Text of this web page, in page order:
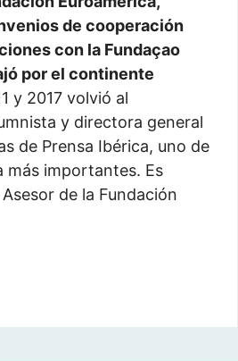
de cooperación
con la Fundaçao
por el continente
y 2017 volvió al
y directora general
de Prensa Ibérica, uno de
más importantes. Es
de la Fundación